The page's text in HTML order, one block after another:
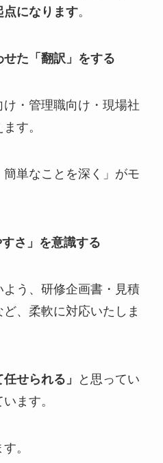
点になります。
た「翻訳」をする
・管理職向け・現場社
す。
簡単なことを深く」がモ
さ」を意識する
う、研修企画書・見積
、柔軟に対応いたしま
せられる」
と思ってい
ます。
。